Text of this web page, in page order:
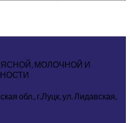
МОЛОЧНОЙ И
обл., г.Луцк, ул. Лидавская,